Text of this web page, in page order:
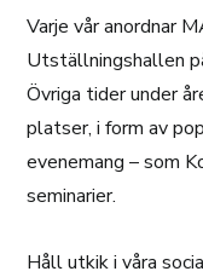
Varje vår anordnar
Utställningshallen
Övriga tider under
platser, i form av
evenemang – som
seminarier.
Håll utkik i våra